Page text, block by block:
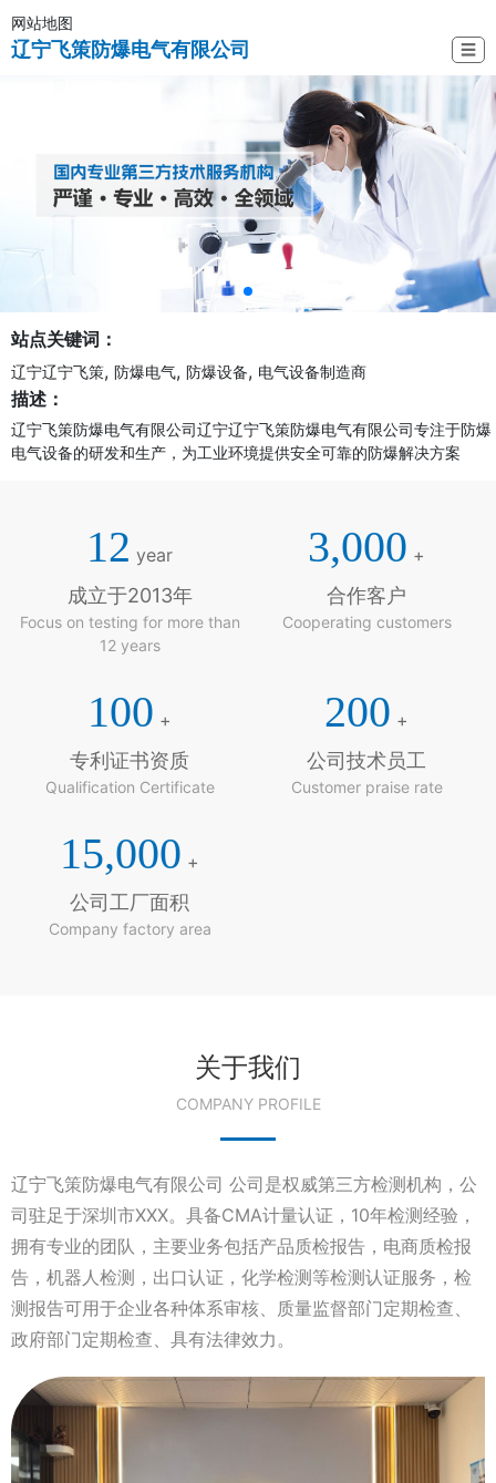
网站地图
辽宁飞策防爆电气有限公司 ☰
站点关键词：
辽宁辽宁飞策, 防爆电气, 防爆设备, 电气设备制造商
描述：
辽宁飞策防爆电气有限公司辽宁辽宁飞策防爆电气有限公司专注于防爆
电气设备的研发和生产，为工业环境提供安全可靠的防爆解决方案
12 year
成立于2013年
Focus on testing for more than
12 years
3,000 +
合作客户
Cooperating customers
100 +
专利证书资质
Qualification Certificate
200 +
公司技术员工
Customer praise rate
15,000 +
公司工厂面积
Company factory area
关于我们
COMPANY PROFILE
辽宁飞策防爆电气有限公司 公司是权威第三方检测机构，公
司驻足于深圳市XXX。具备CMA计量认证，10年检测经验，
拥有专业的团队，主要业务包括产品质检报告，电商质检报
告，机器人检测，出口认证，化学检测等检测认证服务，检
测报告可用于企业各种体系审核、质量监督部门定期检查、
政府部门定期检查、具有法律效力。